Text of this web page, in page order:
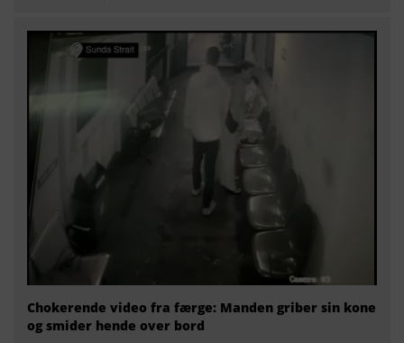
Chokerende video fra færge: Manden griber sin kone
og smider hende over bord